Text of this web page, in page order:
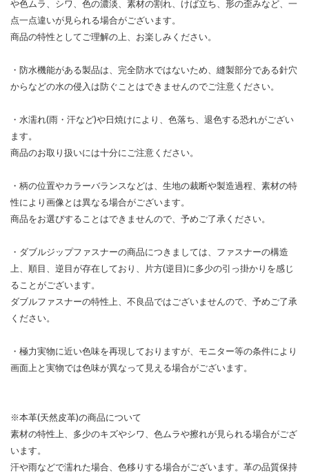
や色ムラ、シワ、色の濃淡、素材の割れ、けば立ち、形の歪みなど、一
点一点違いが見られる場合がございます。
商品の特性としてご理解の上、お楽しみください。
・防水機能がある製品は、完全防水ではないため、縫製部分である針穴
からなどの水の侵入は防ぐことはできませんのでご注意ください。
・水濡れ(雨・汗など)や日焼けにより、色落ち、退色する恐れがござい
ます。
商品のお取り扱いには十分にご注意ください。
・柄の位置やカラーバランスなどは、生地の裁断や製造過程、素材の特
性により画像とは異なる場合がございます。
商品をお選びすることはできませんので、予めご了承ください。
・ダブルジップファスナーの商品につきましては、ファスナーの構造
上、順目、逆目が存在しており、片方(逆目)に多少の引っ掛かりを感じ
ることがございます。
ダブルファスナーの特性上、不良品ではございませんので、予めご了承
ください。
・極力実物に近い色味を再現しておりますが、モニター等の条件により
画面上と実物では色味が異なって見える場合がございます。
※本革(天然皮革)の商品について
素材の特性上、多少のキズやシワ、色ムラや擦れが見られる場合がござ
います。
汗や雨などで濡れた場合、色移りする場合がございます。革の品質保持